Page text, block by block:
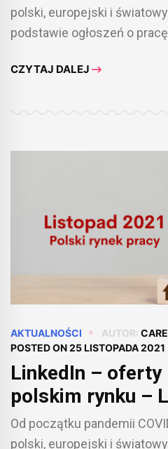
polski, europejski i
podstawie ogłoszeń o
CZYTAJ DALEJ
AKTUALNOŚCI AUTOR:
POSTED ON25 LISTOPADA 2021
LinkedIn – oferty
polskim rynku –
Od początku pandemii
polski, europejski i